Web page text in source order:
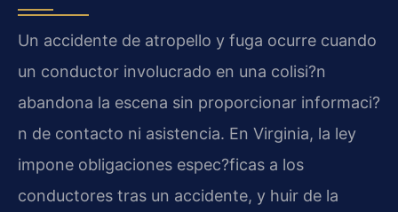
Un accidente de atropello y fuga ocurre cuando
un conductor involucrado en una colisi?n
abandona la escena sin proporcionar informaci?
n de contacto ni asistencia. En Virginia, la ley
impone obligaciones espec?ficas a los
conductores tras un accidente, y huir de la